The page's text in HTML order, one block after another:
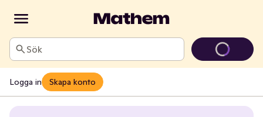
Sök
Logga in Skapa konto